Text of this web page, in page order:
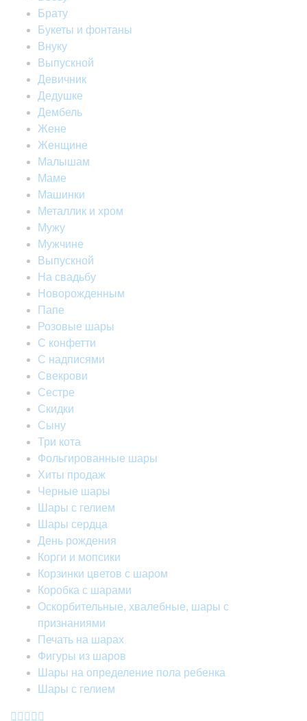
Брату
Букеты и фонтаны
Внуку
Выпускной
Девичник
Дедушке
Дембель
Жене
Женщине
Малышам
Маме
Машинки
Металлик и хром
Мужу
Мужчине
Выпускной
На свадьбу
Новорожденным
Папе
Розовые шары
С конфетти
С надписями
Свекрови
Сестре
Скидки
Сыну
Три кота
Фольгированные шары
Хиты продаж
Черные шары
Шары с гелием
Шары сердца
День рождения
Корги и мопсики
Корзинки цветов с шаром
Коробка с шарами
Оскорбительные, хвалебные, шары с
признаниями
Печать на шарах
Фигуры из шаров
Шары на определение пола ребенка
Шары с гелием